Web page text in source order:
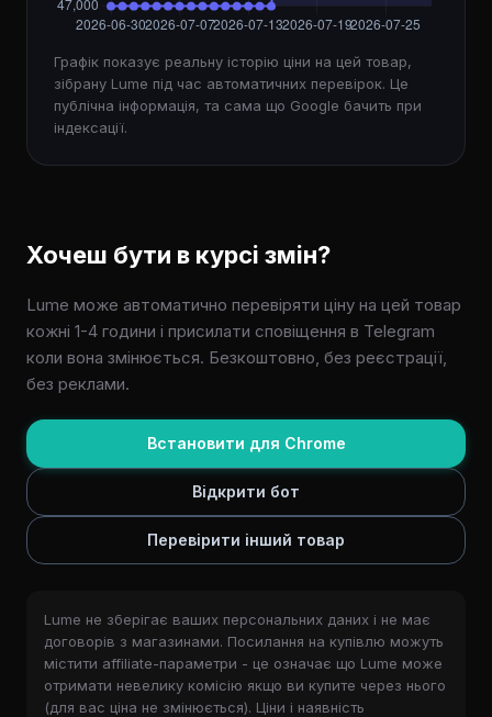
Графік показує реальну історію ціни на цей товар,
зібрану Lume під час автоматичних перевірок. Це
публічна інформація, та сама що Google бачить при
індексації.
Хочеш бути в курсі змін?
Lume може автоматично перевіряти ціну на цей товар
кожні 1-4 години і присилати сповіщення в Telegram
коли вона змінюється. Безкоштовно, без реєстрації,
без реклами.
Встановити для Chrome
Відкрити бот
Перевірити інший товар
Lume не зберігає ваших персональних даних і не має
договорів з магазинами. Посилання на купівлю можуть
містити affiliate-параметри - це означає що Lume може
отримати невелику комісію якщо ви купите через нього
(для вас ціна не змінюється). Ціни і наявність